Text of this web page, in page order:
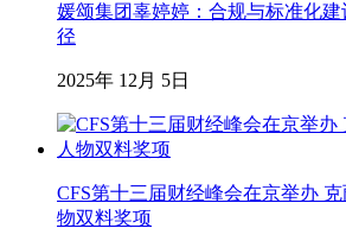
媛颂集团辜婷婷：合规与标准化
径
2025年 12月 5日
CFS第十三届财经峰会在京举办
物双料奖项